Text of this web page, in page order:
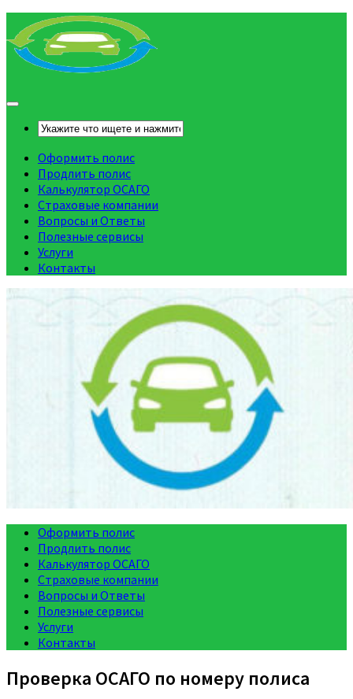
Оформить полис
Продлить полис
Калькулятор ОСАГО
Страховые компании
Вопросы и Ответы
Полезные сервисы
Услуги
Контакты
Оформить полис
Продлить полис
Калькулятор ОСАГО
Страховые компании
Вопросы и Ответы
Полезные сервисы
Услуги
Контакты
Проверка ОСАГО по номеру полиса